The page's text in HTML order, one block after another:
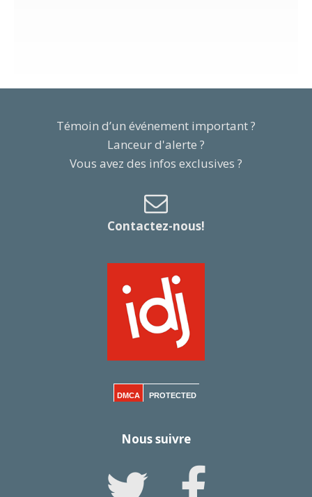
Témoin d’un événement important ?
Lanceur d'alerte ?
Vous avez des infos exclusives ?
Contactez-nous!
DMCA PROTECTED
Nous suivre